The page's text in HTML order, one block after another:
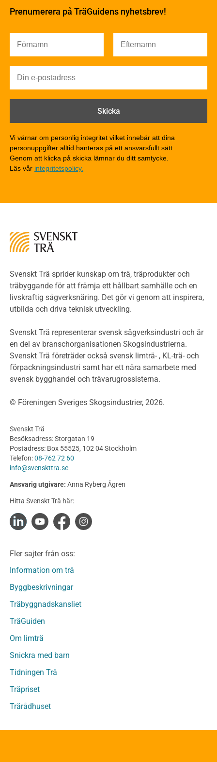
Värmeisolering och lufttäthet
Ljud
Brandsäkerhet
Brandsäkerhet
Brandförlopp i byggnader
Brandklasser för material och konstruktioner
Träkonstruktioners brandmotstånd
Detaljlösningar
Träytors brandegenskaper
Tekniska byten med sprinkler
Riskvärdering i flervåningsbostadshus
Miljöeffekter
LCA
Miljödeklarationer och märkning
Termer och förkortningar
Planering
Klimatkalkylator hallar
Projektering av trähus - generellt
Byggsystem
Fasadsystem i skivmaterial
Bullerskärmar och andra utomhuskonstruktioner
Byggnation och utförande
Utförande
Produkter
Konstruktionsvirke
Konstruktionsvirke Behandlat
Konstruktionsvirke Fingerskarvat
Konstruktionsvirke Fingerskarvat Obehandlat
Limträ
Fanerträ
Fanerträ Obehandlat
Träpanel och Utvändig beklädnad Behandlat
Träpanel och utvändig beklädnad Obehandlat
Trägolv
Sågat virke
Sågat virke Behandlat
Övriga träprodukter
Övrigt byggvirke
Underlagsspont
Prenumerera på TräGuidens nyhetsbrev!
Vi värnar om personlig integritet vilket innebär att dina
personuppgifter alltid hanteras på ett ansvarsfullt sätt.
Genom att klicka på skicka lämnar du ditt samtycke.
Läs vår integritetspolicy.
Svenskt Trä sprider kunskap om trä, träprodukter och
träbyggande för att främja ett hållbart samhälle och en
livskraftig sågverksnäring. Det gör vi genom att inspirera,
utbilda och driva teknisk utveckling.
Svenskt Trä representerar svensk sågverksindustri och är
en del av branschorganisationen Skogsindustrierna.
Svenskt Trä företräder också svensk limträ- , KL-trä- och
förpackningsindustri samt har ett nära samarbete med
svensk bygghandel och trävarugrossisterna.
© Föreningen Sveriges Skogsindustrier, 2026.
Svenskt Trä
Besöksadress: Storgatan 19
Postadress: Box 55525, 102 04 Stockholm
Telefon:08-762 72 60
info@svenskttra.se
Ansvarig utgivare: Anna Ryberg Ågren
Hitta Svenskt Trä här:
Fler sajter från oss:
Information om trä
Byggbeskrivningar
Träbyggnadskansliet
TräGuiden
Om limträ
Snickra med barn
Tidningen Trä
Träpriset
Trärådhuset